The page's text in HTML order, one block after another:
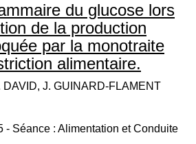
du glucose lors
de la production
par la monotraite
alimentaire.
DAVID, J. GUINARD-FLAMENT
- Séance : Alimentation et Conduite